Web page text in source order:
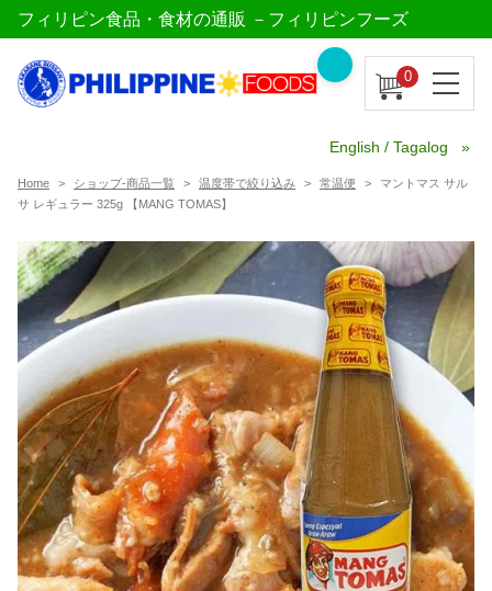
フィリピン食品・食材の通販 －フィリピンフーズ
0
English / Tagalog
Home ショップ-商品一覧 温度帯で絞り込み 常温便
マントマス サル
サ レギュラー 325g 【MANG TOMAS】